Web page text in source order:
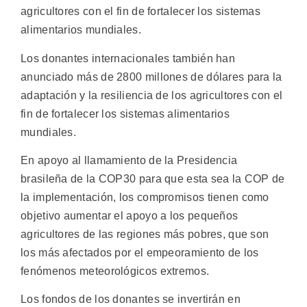
agricultores con el fin de fortalecer los sistemas
alimentarios mundiales.
Los donantes internacionales también han
anunciado más de 2800 millones de dólares para la
adaptación y la resiliencia de los agricultores con el
fin de fortalecer los sistemas alimentarios
mundiales.
En apoyo al llamamiento de la Presidencia
brasileña de la COP30 para que esta sea la COP de
la implementación, los compromisos tienen como
objetivo aumentar el apoyo a los pequeños
agricultores de las regiones más pobres, que son
los más afectados por el empeoramiento de los
fenómenos meteorológicos extremos.
Los fondos de los donantes se invertirán en